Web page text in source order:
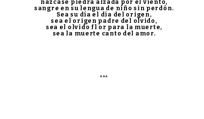
názcase piedra alzada por el viento,
sangre en su lengua de niño sin perdón.
Sea su día el día del origen,
sea el origen padre del olvido,
sea el olvido fl or para la muerte,
sea la muerte canto del amor.
***